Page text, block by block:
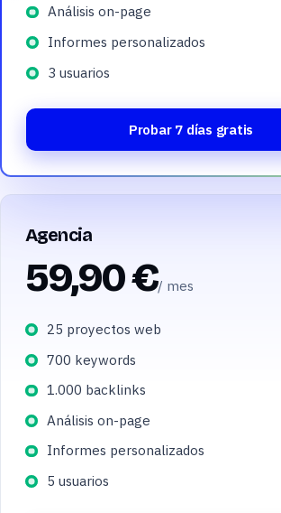
Análisis on-page
Informes personalizados
3 usuarios
Probar 7 días gratis
Agencia
59,90 €/ mes
25 proyectos web
700 keywords
1.000 backlinks
Análisis on-page
Informes personalizados
5 usuarios